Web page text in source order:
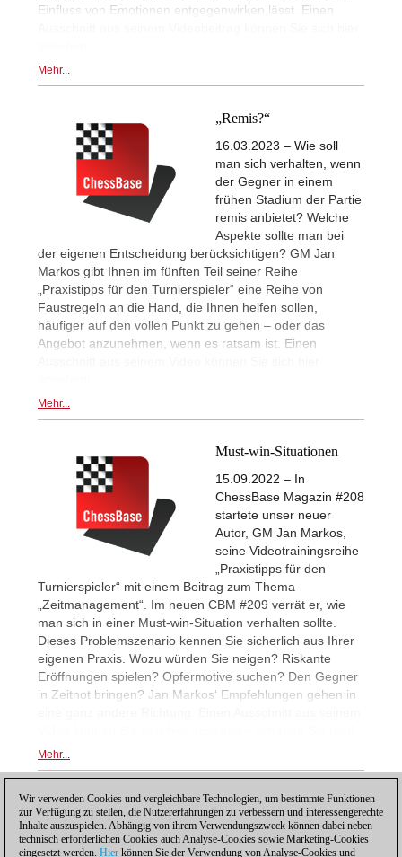
Einfluss von Emotionen entgegenwirken lässt. Einen
Mehr...
„Remis?“
16.03.2023 – Wie soll
man sich verhalten, wenn
der Gegner in einem
frühen Stadium der Partie
remis anbietet? Welche
Aspekte sollte man bei
der eigenen Entscheidung berücksichtigen? GM Jan
Markos gibt Ihnen im fünften Teil seiner Reihe
„Praxistipps für den Turnierspieler“ eine Reihe von
Faustregeln an die Hand, die Ihnen helfen sollen,
häufiger auf den vollen Punkt zu gehen – oder das
Angebot anzunehmen, wenn es ratsam ist. Einen
Mehr...
Must-win-Situationen
15.09.2022 – In
ChessBase Magazin #208
startete unser neuer
Autor, GM Jan Markos,
seine Videotrainingsreihe
„Praxistipps für den
Turnierspieler“ mit einem Beitrag zum Thema
„Zeitmanagement“. Im neuen CBM #209 verrät er, wie
man sich in einer Must-win-Situation verhalten sollte.
Dieses Problemszenario kennen Sie sicherlich aus Ihrer
eigenen Praxis. Wozu würden Sie neigen? Riskante
Eröffnungen spielen? Opfermotive suchen? Den Gegner
in Zeitnot bringen? Jan Markos‘ Empfehlungen gehen in
Mehr...
1
Wir verwenden Cookies und vergleichbare Technologien, um bestimmte Funktionen
zur Verfügung zu stellen, die Nutzererfahrungen zu verbessern und interessengerechte
Inhalte auszuspielen. Abhängig von ihrem Verwendungszweck können dabei neben
technisch erforderlichen Cookies auch Analyse-Cookies sowie Marketing-Cookies
eingesetzt werden. Hier können Sie der Verwendung von Analyse-Cookies und